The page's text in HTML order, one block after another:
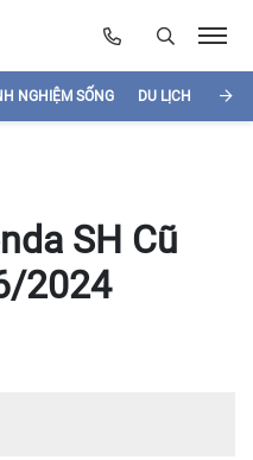
NGHIỆM SỐNG DU LỊCH
SH Cũ
2024